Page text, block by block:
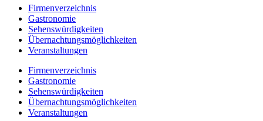
Firmenverzeichnis
Gastronomie
Sehenswürdigkeiten
Übernachtungsmöglichkeiten
Veranstaltungen
Firmenverzeichnis
Gastronomie
Sehenswürdigkeiten
Übernachtungsmöglichkeiten
Veranstaltungen